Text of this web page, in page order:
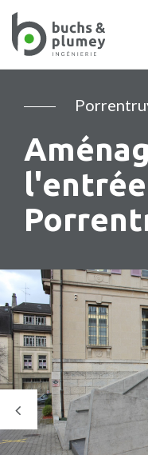
l'entrée
Précédent